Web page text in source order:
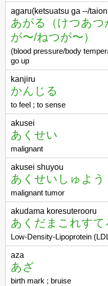
agaru(ketsuatsu ga --/
あがる（けつあつ
が〜/ねつが〜）
(blood pressure/body
go up
kanjiru
かんじる
to feel ; to sense
akusei
あくせい
malignant
akusei shuyou
あくせいしゅよう
malignant tumor
akudama koresuterooru
あくだまこれすて
Low-Density-Lipoprotein
aza
あざ
birth mark ; bruise